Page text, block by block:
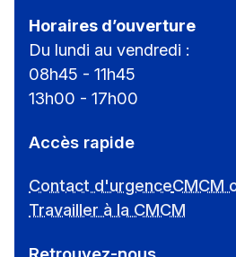
Horaires d’ouverture
Du lundi au vendredi :
08h45 - 11h45
13h00 - 17h00
Accès rapide
Contact d'urgenceCMCM
Travailler à la CMCM